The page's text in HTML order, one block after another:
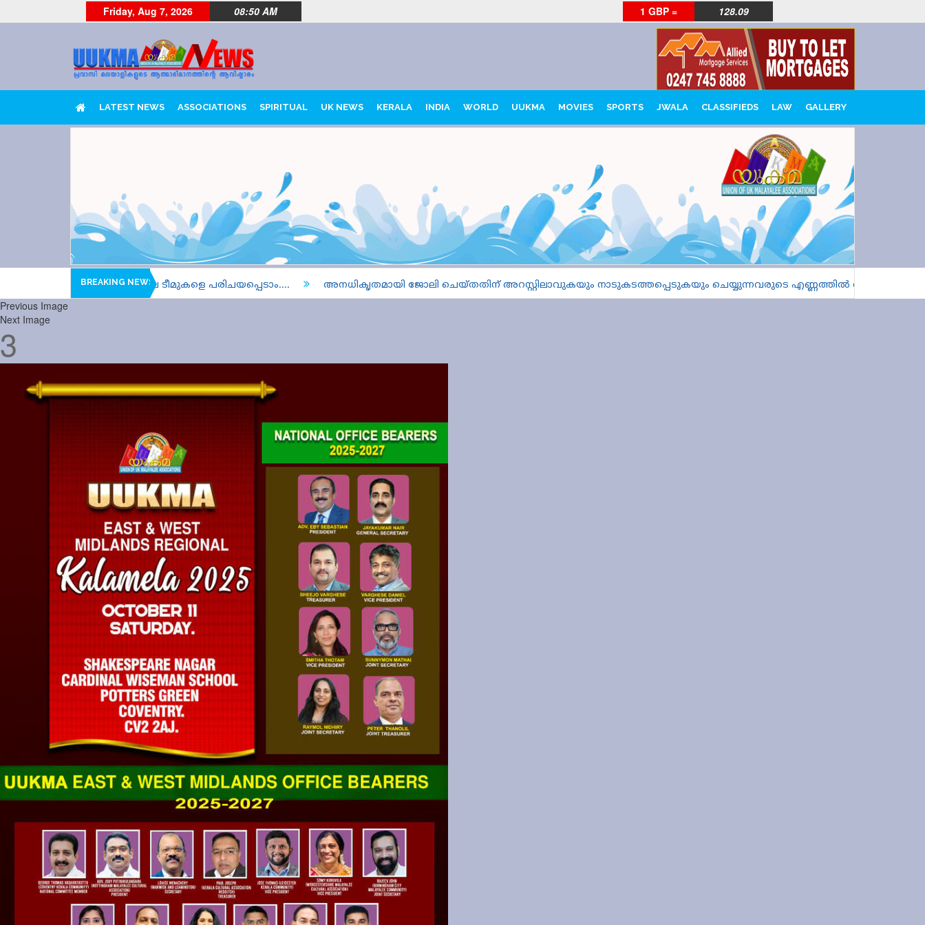
Friday, Aug 7, 2026 08:50 AM 1 GBP = 128.09
LATEST NEWS ASSOCIATIONS SPIRITUAL UK NEWS KERALA INDIA WORLD UUKMA MOVIES SPORTS JWALA CLASSIFIEDS LAW GALLERY
BREAKING NEWS
നാല് ഹീറ്റ്സുകളിലെ ടീമുകളെ പരിചയപ്പെടാം.... അനധികൃതമായി ജോലി ചെയ്തതിന് അറസ്റ്റിലാവുകയും നാടുകടത്തപ്പെടുകയും ചെയ്യുന്നവരുടെ എണ്ണത്തിൽ വൻ വർധനവെന്ന്
Previous Image
Next Image
3